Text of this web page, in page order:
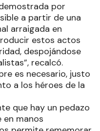
por
a partir de una
arraigada en
estos actos
despojándose
recalcó.
es necesario, justo
a los héroes de la
que hay un pedazo
en manos